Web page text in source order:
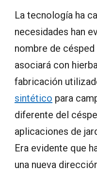
La tecnología ha
necesidades han
nombre de
asociará con
fabricación
sintético para
diferente del
aplicaciones de
Era evidente que
una nueva